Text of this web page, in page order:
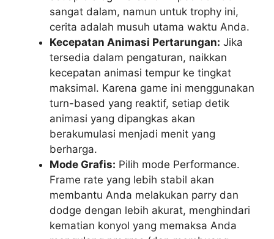
sangat dalam, namun untuk trophy ini,
cerita adalah musuh utama waktu Anda.
Kecepatan Animasi Pertarungan: Jika
tersedia dalam pengaturan, naikkan
kecepatan animasi tempur ke tingkat
maksimal. Karena game ini menggunakan
turn-based yang reaktif, setiap detik
animasi yang dipangkas akan
berakumulasi menjadi menit yang
berharga.
Mode Grafis: Pilih mode Performance.
Frame rate yang lebih stabil akan
membantu Anda melakukan parry dan
dodge dengan lebih akurat, menghindari
kematian konyol yang memaksa Anda